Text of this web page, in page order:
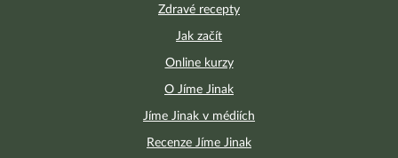
Zdravé recepty
Jak začít
Online kurzy
O Jíme Jinak
Jíme Jinak v médiích
Recenze Jíme Jinak